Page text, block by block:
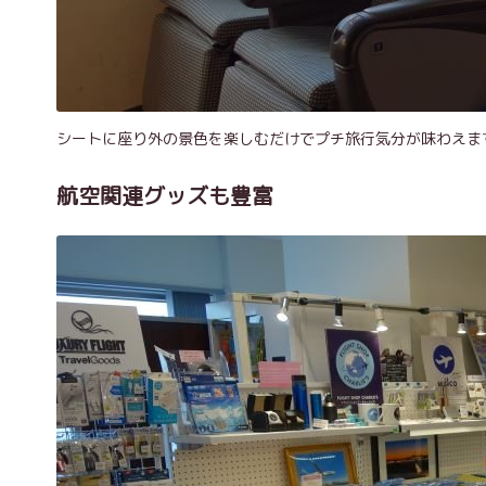
シートに座り外の景色を楽しむだけでプチ旅行気分が味わえま
航空関連グッズも豊富